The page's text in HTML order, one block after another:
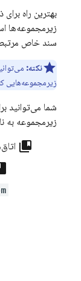
بهترین راه برای
زیرمجموعه‌ها
سند خاص
نکته:
زیرمجموعه‌هایی
شما می‌توانید
زیرمجموعه به
collections_bookmark